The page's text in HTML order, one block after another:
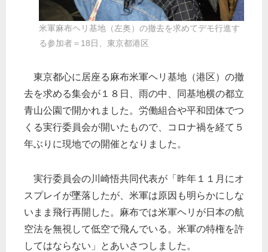
米軍麻布ヘリ基地（左奥）の撤去を求めてデモ行進す
る参加者＝18日、東京都港区
東京都心に居座る麻布米軍ヘリ基地（港区）の撤
去を求める集会が１８日、雨の中、同基地横の都立
青山公園で開かれました。労働組合や平和団体でつ
くる実行委員会が開いたもので、コロナ禍を経て５
年ぶりに現地での開催となりました。
実行委員会の川崎悟共同代表が「昨年１１月にオ
スプレイが墜落したが、米軍は原因も明らかにしな
いまま飛行再開した。麻布では米軍ヘリが日本の航
空法を無視して低空で飛んでいる。米軍の特権を許
してはならない」とあいさつしました。